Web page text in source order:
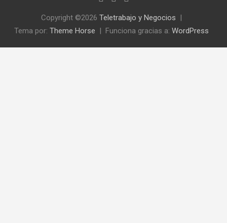
Copyright ©2026 Teletrabajo y Negocios
Tema por: Theme Horse Funciona gracias a: WordPress